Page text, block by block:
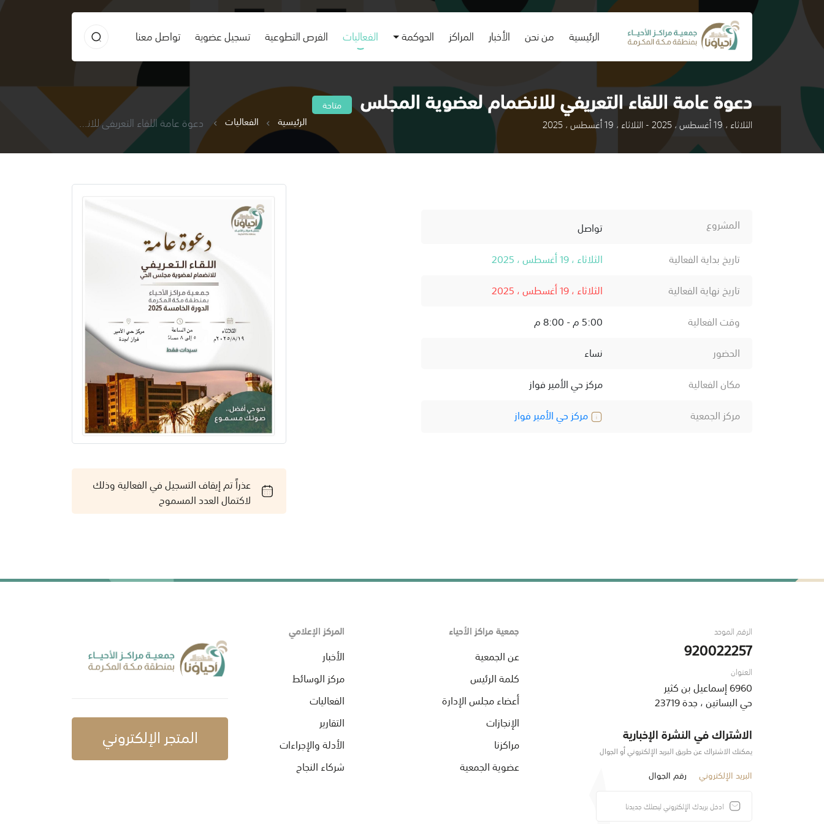
الرئيسية
(current) من نحن الأخبار المراكز الحوكمة الفعاليات الفرص التطوعية تسجيل عضوية تواصل معنا
دعوة عامة اللقاء التعريفي للانضمام لعضوية المجلس متاحة
الثلاثاء ، 19 أغسطس ، 2025 - الثلاثاء ، 19 أغسطس ، 2025 الرئيسية الفعاليات دعوة عامة اللقاء التعريفي للانضمام لعضوية المجلس
المشروع
تواصل
تاريخ بداية الفعالية
الثلاثاء ، 19 أغسطس ، 2025
تاريخ نهاية الفعالية
الثلاثاء ، 19 أغسطس ، 2025
وقت الفعالية
5:00 م - 8:00 م
الحضور
نساء
مكان الفعالية
مركز حي الأمير فواز
مركز الجمعية
مركز حي الأمير فواز
عذراً تم إيقاف التسجيل في الفعالية وذلك
لاكتمال العدد المسموح
الرقم الموحد
920022257
العنوان
6960 إسماعيل بن كثير
حي البساتين ، جدة 23719
الاشتراك في النشرة الإخبارية
يمكنك الاشتراك عن طريق البريد الإلكتروني أو الجوال
البريد الإلكتروني رقم الجوال
جمعية مراكز الأحياء
عن الجمعية
كلمة الرئيس
أعضاء مجلس الإدارة
الإنجازات
مراكزنا
عضوية الجمعية
المركز الإعلامي
الأخبار
مركز الوسائط
الفعاليات
التقارير
الأدلة والإجراءات
شركاء النجاح
المتجر الإلكتروني